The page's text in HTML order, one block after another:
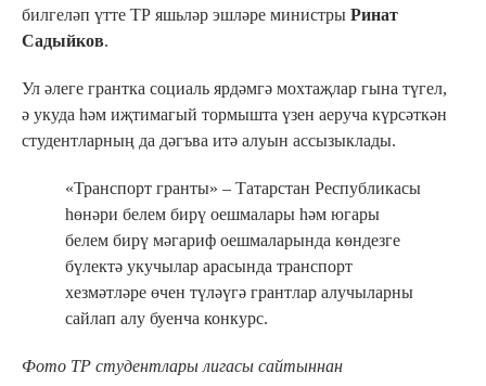
билгеләп үтте ТР яшьләр эшләре министры Ринат
Садыйков.
Ул әлеге грантка социаль ярдәмгә мохтаҗлар гына түгел,
ә укуда һәм иҗтимагый тормышта үзен аеруча күрсәткән
студентларның да дәгъва итә алуын ассызыклады.
«Транспорт гранты» – Татарстан Республикасы
һөнәри белем бирү оешмалары һәм югары
белем бирү мәгариф оешмаларында көндезге
бүлектә укучылар арасында транспорт
хезмәтләре өчен түләүгә грантлар алучыларны
сайлап алу буенча конкурс.
Фото ТР студентлары лигасы сайтыннан